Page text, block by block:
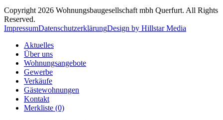
Copyright 2026 Wohnungsbaugesellschaft mbh Querfurt. All Rights
Reserved.
ImpressumDatenschutzerklärungDesign by Hillstar Media
Aktuelles
Über uns
Wohnungsangebote
Gewerbe
Verkäufe
Gästewohnungen
Kontakt
Merkliste (0)